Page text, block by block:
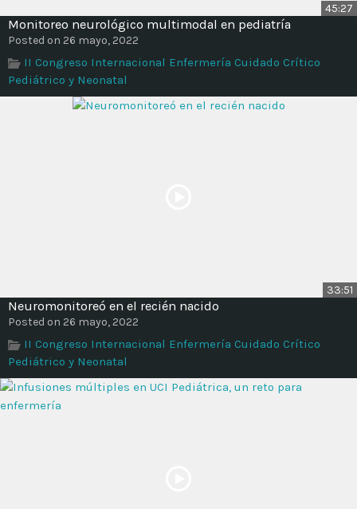
45:27
Monitoreo neurológico multimodal en pediatría
Posted on 26 mayo, 2022
II Congreso Internacional Enfermería Cuidado Crítico
Pediátrico y Neonatal
33:51
Neuromonitoreó en el recién nacido
Posted on 26 mayo, 2022
II Congreso Internacional Enfermería Cuidado Crítico
Pediátrico y Neonatal